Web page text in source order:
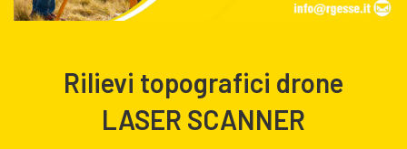
Rilievi topografici drone
LASER SCANNER